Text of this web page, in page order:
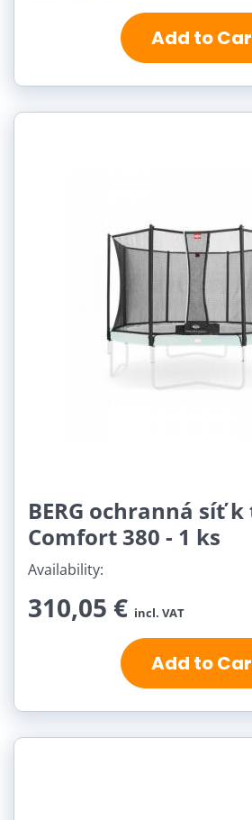
Add to
BERG ochranná síť
Comfort 380 - 1 ks
Availability:
310,05 € incl. VAT
Add to